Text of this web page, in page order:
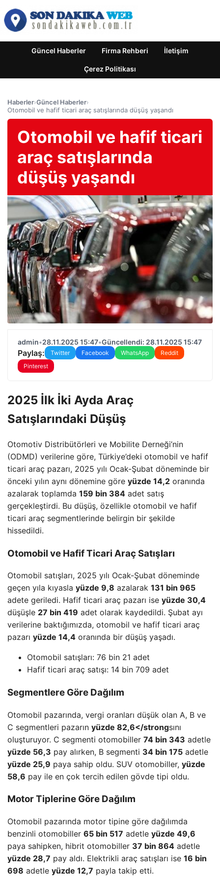
Güncel Haberler Firma Rehberi İletişim
Çerez Politikası
Haberler›Güncel Haberler›
Otomobil ve hafif ticari araç satışlarında düşüş yaşandı
Otomobil ve hafif ticari
araç satışlarında
düşüş yaşandı
admin•28.11.2025 15:47•Güncellendi: 28.11.2025 15:47
Paylaş: Twitter Facebook WhatsApp
Reddit
Pinterest
2025 İlk İki Ayda Araç
Satışlarındaki Düşüş
Otomotiv Distribütörleri ve Mobilite Derneği’nin
(ODMD) verilerine göre, Türkiye’deki otomobil ve hafif
ticari araç pazarı, 2025 yılı Ocak-Şubat döneminde bir
önceki yılın aynı dönemine göre yüzde 14,2 oranında
azalarak toplamda 159 bin 384 adet satış
gerçekleştirdi. Bu düşüş, özellikle otomobil ve hafif
ticari araç segmentlerinde belirgin bir şekilde
hissedildi.
Otomobil ve Hafif Ticari Araç Satışları
Otomobil satışları, 2025 yılı Ocak-Şubat döneminde
geçen yıla kıyasla yüzde 9,8 azalarak 131 bin 965
adete geriledi. Hafif ticari araç pazarı ise yüzde 30,4
düşüşle 27 bin 419 adet olarak kaydedildi. Şubat ayı
verilerine baktığımızda, otomobil ve hafif ticari araç
pazarı yüzde 14,4 oranında bir düşüş yaşadı.
Otomobil satışları: 76 bin 21 adet
Hafif ticari araç satışı: 14 bin 709 adet
Segmentlere Göre Dağılım
Otomobil pazarında, vergi oranları düşük olan A, B ve
C segmentleri pazarın yüzde 82,6</strongsını
oluşturuyor. C segmenti otomobiller 74 bin 343 adetle
yüzde 56,3 pay alırken, B segmenti 34 bin 175 adetle
yüzde 25,9 paya sahip oldu. SUV otomobiller, yüzde
58,6 pay ile en çok tercih edilen gövde tipi oldu.
Motor Tiplerine Göre Dağılım
Otomobil pazarında motor tipine göre dağılımda
benzinli otomobiller 65 bin 517 adetle yüzde 49,6
paya sahipken, hibrit otomobiller 37 bin 864 adetle
yüzde 28,7 pay aldı. Elektrikli araç satışları ise 16 bin
698 adetle yüzde 12,7 payla takip etti.